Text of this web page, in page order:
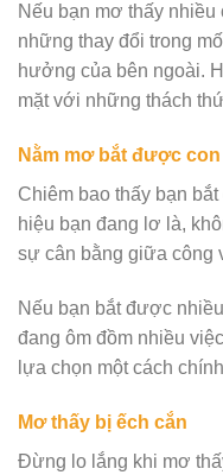
Nếu bạn mơ thấy nhiều
những thay đổi trong
hưởng của bên ngoài.
mặt với những thách
Nằm mơ bắt được con
Chiêm bao thấy bạn
hiệu bạn đang lơ là,
sự cân bằng giữa công
Nếu bạn bắt được
đang ôm đồm nhiều
lựa chọn một cách
Mơ thấy bị ếch cắn
Đừng lo lắng khi mơ